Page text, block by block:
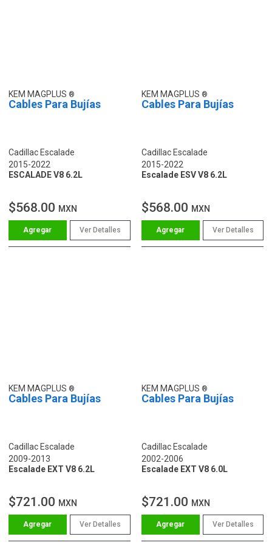
KEM MAGPLUS
Cables Para Bujías
Cadillac Escalade
2015-2022
ESCALADE V8 6.2L
$568.00 MXN
Ver Detalles
KEM MAGPLUS
Cables Para Bujías
Cadillac Escalade
2015-2022
Escalade ESV V8 6.2L
$568.00 MXN
Ver Detalles
KEM MAGPLUS
Cables Para Bujías
Cadillac Escalade
2009-2013
Escalade EXT V8 6.2L
$721.00 MXN
Ver Detalles
KEM MAGPLUS
Cables Para Bujías
Cadillac Escalade
2002-2006
Escalade EXT V8 6.0L
$721.00 MXN
Ver Detalles